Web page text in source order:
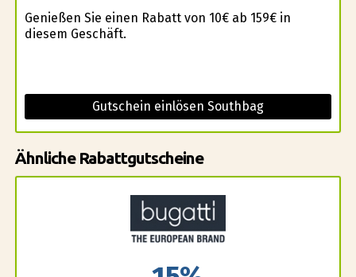
Genießen Sie einen Rabatt von 10€ ab 159€ in
diesem Geschäft.
Gutschein einlösen Southbag
Ähnliche Rabattgutscheine